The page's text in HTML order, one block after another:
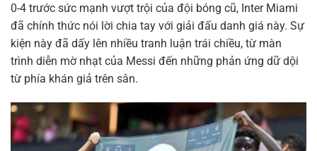
0-4 trước sức mạnh vượt trội của đội bóng cũ, Inter Miami
đã chính thức nói lời chia tay với giải đấu danh giá này. Sự
kiện này đã dấy lên nhiều tranh luận trái chiều, từ màn
trình diễn mờ nhạt của Messi đến những phản ứng dữ dội
từ phía khán giả trên sân.